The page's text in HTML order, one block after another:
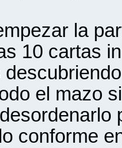
la
10 cartas
el mazo
conforme